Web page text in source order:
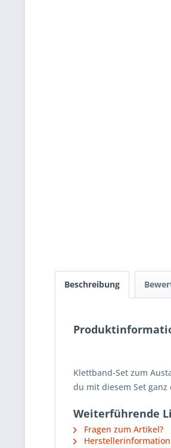
Beschreibung
Klettband-Set zum
du mit diesem Set
Weiterführende
Fragen zum Artikel?